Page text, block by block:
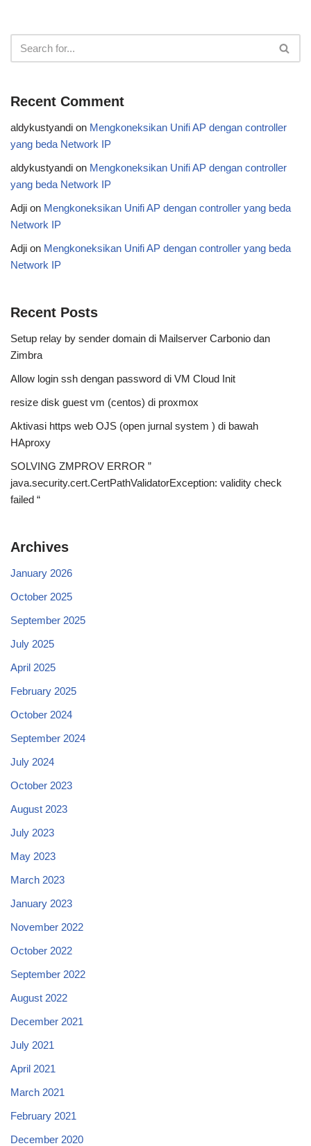
Recent Comment
aldykustyandi on Mengkoneksikan Unifi AP dengan controller
yang beda Network IP
aldykustyandi on Mengkoneksikan Unifi AP dengan controller
yang beda Network IP
Adji on Mengkoneksikan Unifi AP dengan controller yang beda
Network IP
Adji on Mengkoneksikan Unifi AP dengan controller yang beda
Network IP
Recent Posts
Setup relay by sender domain di Mailserver Carbonio dan
Zimbra
Allow login ssh dengan password di VM Cloud Init
resize disk guest vm (centos) di proxmox
Aktivasi https web OJS (open jurnal system ) di bawah
HAproxy
SOLVING ZMPROV ERROR ”
java.security.cert.CertPathValidatorException: validity check
failed “
Archives
January 2026
October 2025
September 2025
July 2025
April 2025
February 2025
October 2024
September 2024
July 2024
October 2023
August 2023
July 2023
May 2023
March 2023
January 2023
November 2022
October 2022
September 2022
August 2022
December 2021
July 2021
April 2021
March 2021
February 2021
December 2020